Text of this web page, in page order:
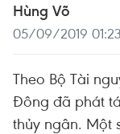
Hùng Võ
05/09/2019 01:23
Theo Bộ Tài
Đông đã phát
thủy ngân. Một